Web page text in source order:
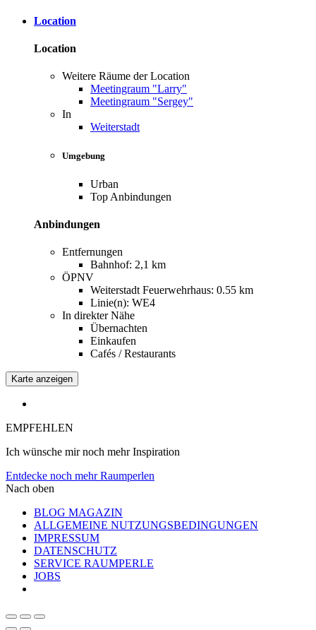
Location
Location
Weitere Räume der Location
Meetingraum "Larry"
Meetingraum "Sergey"
In
Weiterstadt
Umgebung
Urban
Top Anbindungen
Anbindungen
Entfernungen
Bahnhof: 2,1 km
ÖPNV
Weiterstadt Feuerwehrhaus: 0.55 km
Linie(n): WE4
In direkter Nähe
Übernachten
Einkaufen
Cafés / Restaurants
Karte anzeigen
EMPFEHLEN
Ich wünsche mir noch mehr Inspiration
Entdecke noch mehr Raumperlen
Nach oben
BLOG MAGAZIN
ALLGEMEINE NUTZUNGSBEDINGUNGEN
IMPRESSUM
DATENSCHUTZ
SERVICE RAUMPERLE
JOBS